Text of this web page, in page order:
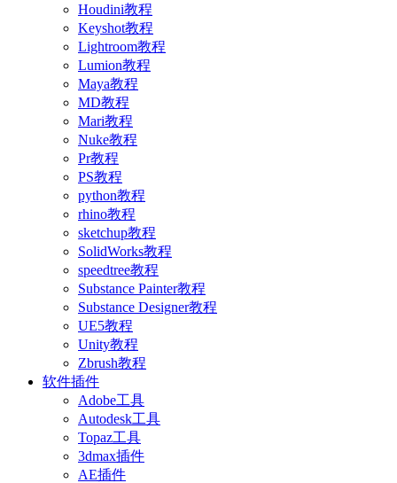
Houdini教程
Keyshot教程
Lightroom教程
Lumion教程
Maya教程
MD教程
Mari教程
Nuke教程
Pr教程
PS教程
python教程
rhino教程
sketchup教程
SolidWorks教程
speedtree教程
Substance Painter教程
Substance Designer教程
UE5教程
Unity教程
Zbrush教程
软件插件
Adobe工具
Autodesk工具
Topaz工具
3dmax插件
AE插件